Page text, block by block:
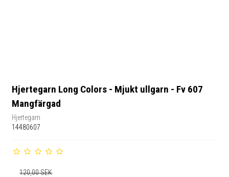
Hjertegarn Long Colors - Mjukt ullgarn - Fv 607
Mangfärgad
Hjertegarn
14480607
120,00 SEK